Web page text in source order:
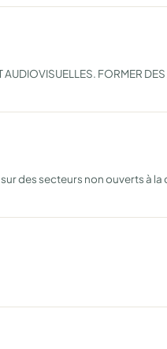
FORMER DES
des secteurs non ouverts à la